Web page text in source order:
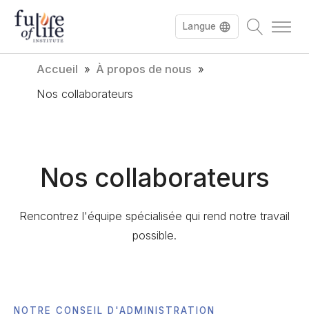
Langue
Accueil » À propos de nous »
Nos collaborateurs
Nos collaborateurs
Rencontrez l'équipe spécialisée qui rend notre travail
possible.
NOTRE CONSEIL D'ADMINISTRATION